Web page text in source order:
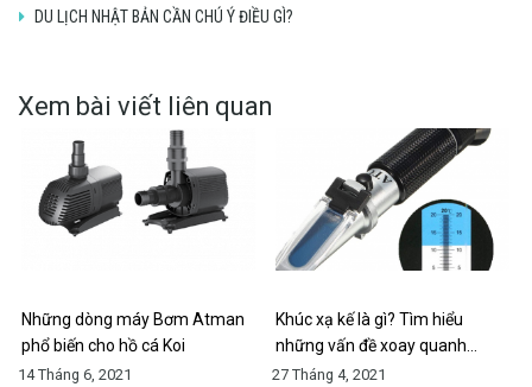
DU LỊCH NHẬT BẢN CẦN CHÚ Ý ĐIỀU GÌ?
Xem bài viết liên quan
Những dòng máy Bơm Atman
phổ biến cho hồ cá Koi
14 Tháng 6, 2021
Khúc xạ kế là gì? Tìm hiểu
những vấn đề xoay quanh…
27 Tháng 4, 2021